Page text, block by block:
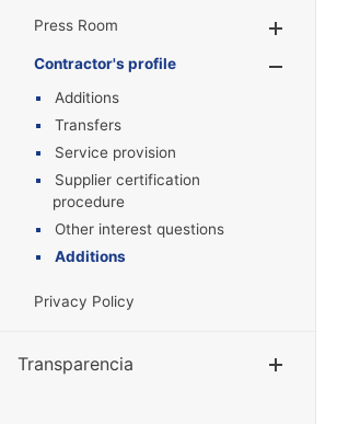
Press Room
Contractor's profile
Additions
Transfers
Service provision
Supplier certification
procedure
Other interest questions
Additions
Privacy Policy
Transparencia